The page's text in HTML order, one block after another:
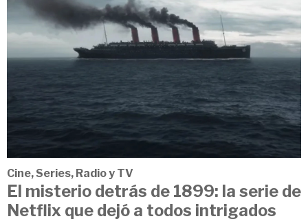
Cine, Series, Radio y TV
El misterio detrás de 1899: la serie de
Netflix que dejó a todos intrigados